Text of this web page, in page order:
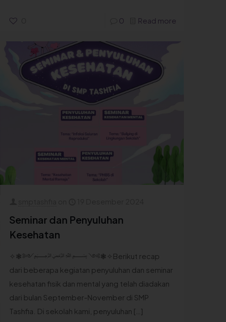
0 Read more
Seminar dan Penyuluhan
Kesehatan
✧❃༻﷽ ༺❃✧Berikut recap
dari beberapa kegiatan penyuluhan dan seminar
kesehatan fisik dan mental yang telah diadakan
dari bulan September-November di SMP
Tashfia. Di sekolah kami, penyuluhan […]